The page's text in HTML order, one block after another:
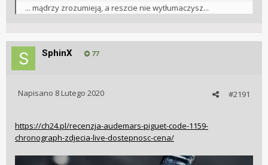
... mądrzy zrozumieją, a reszcie nie wytłumaczysz...
SphinX 77
#2191
Napisano 8 Lutego 2020
https://ch24.pl/recenzja-audemars-piguet-code-1159-
chronograph-zdjecia-live-dostepnosc-cena/